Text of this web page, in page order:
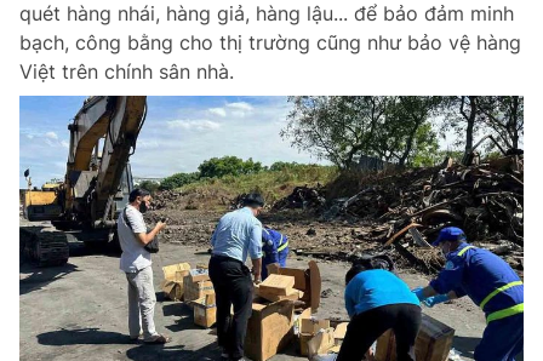
Giấy phép xuất bản số 110/GP - BTTTT cấp ngày 24.3.2020
© 2003-2026 Bản quyền thuộc về Báo Thanh Niên. Cấm sao chép
dưới mọi hình thức nếu không có sự chấp thuận bằng văn bản.
Phát triển bởi ePi Technologies, JSC.
quét hàng nhái, hàng giả, hàng lậu... để bảo đảm minh
bạch, công bằng cho thị trường cũng như bảo vệ hàng
Việt trên chính sân nhà.